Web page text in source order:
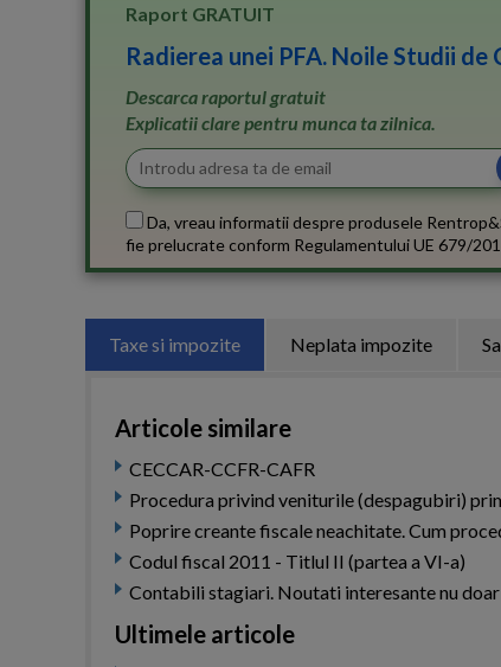
Raport GRATUIT
Radierea unei PFA. Noile Studii
Descarca raportul gratuit
Explicatii clare pentru munca ta zilnica.
Da, vreau informatii despre produsele
fie prelucrate conform Regulamentului UE 679/
Taxe si impozite Neplata impozite
Articole similare
CECCAR-CCFR-CAFR
Procedura privind veniturile (despagubiri)
Poprire creante fiscale neachitate. Cum
Codul fiscal 2011 - Titlul II (partea a VI-a)
Contabili stagiari. Noutati interesante nu
Ultimele articole